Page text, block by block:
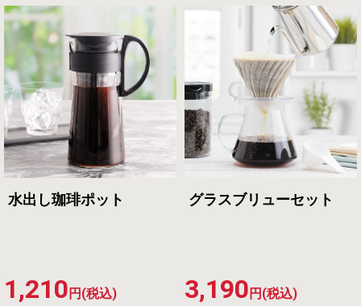
水出し珈琲ポット
1,210 円(税込)
グラスブリューセット
3,190 円(税込)